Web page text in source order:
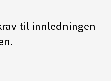
til innledningen